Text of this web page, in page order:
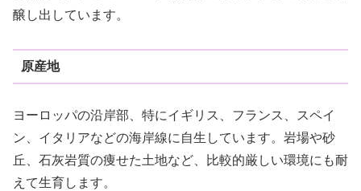
醸し出しています。
原産地
ヨーロッパの沿岸部、特にイギリス、フランス、スペイ
ン、イタリアなどの海岸線に自生しています。岩場や砂
丘、石灰岩質の痩せた土地など、比較的厳しい環境にも耐
えて生育します。